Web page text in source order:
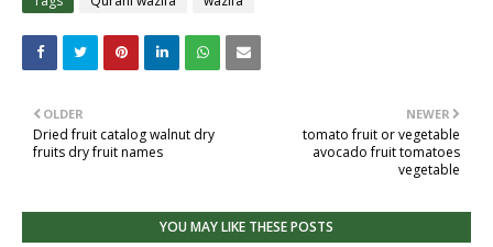
NEWER
tomato fruit or vegetable
avocado fruit tomatoes
vegetable
OLDER
Dried fruit catalog walnut dry
fruits dry fruit names
YOU MAY LIKE THESE POSTS